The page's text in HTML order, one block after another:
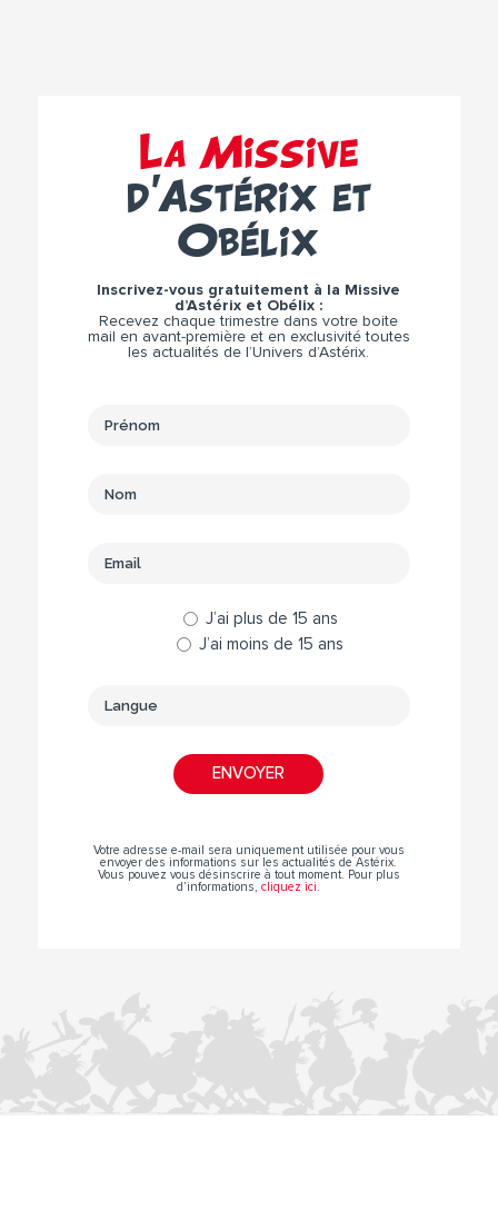
La Missive
d’Astérix et
Obélix
Inscrivez-vous gratuitement à la Missive
d’Astérix et Obélix :
Recevez chaque trimestre dans votre boite
mail en avant-première et en exclusivité toutes
les actualités de l’Univers d’Astérix.
J’ai plus de 15 ans
J’ai moins de 15 ans
Votre adresse e-mail sera uniquement utilisée pour vous
envoyer des informations sur les actualités de Astérix.
Vous pouvez vous désinscrire à tout moment. Pour plus
d’informations,cliquez ici